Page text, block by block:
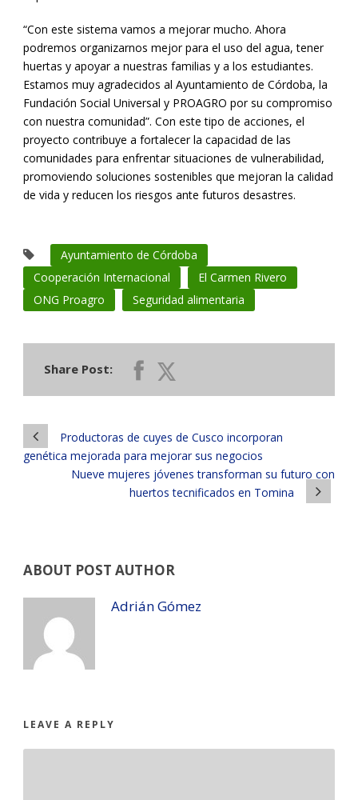
“Con este sistema vamos a mejorar mucho. Ahora
podremos organizarnos mejor para el uso del agua, tener
huertas y apoyar a nuestras familias y a los estudiantes.
Estamos muy agradecidos al Ayuntamiento de Córdoba, la
Fundación Social Universal y PROAGRO por su compromiso
con nuestra comunidad”. Con este tipo de acciones, el
proyecto contribuye a fortalecer la capacidad de las
comunidades para enfrentar situaciones de vulnerabilidad,
promoviendo soluciones sostenibles que mejoran la calidad
de vida y reducen los riesgos ante futuros desastres.
Ayuntamiento de Córdoba
Cooperación Internacional
El Carmen Rivero
ONG Proagro
Seguridad alimentaria
Share Post:
Productoras de cuyes de Cusco incorporan
genética mejorada para mejorar sus negocios
Nueve mujeres jóvenes transforman su futuro con
huertos tecnificados en Tomina
ABOUT POST AUTHOR
Adrián Gómez
LEAVE A REPLY